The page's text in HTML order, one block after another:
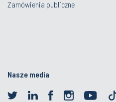
Zamówienia publiczne
Nasze media